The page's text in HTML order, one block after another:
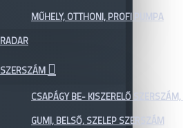
MŰHELY, OTTHONI, PROFI PUMPA
RADAR
SZERSZÁM
CSAPÁGY BE- KISZERELŐ
GUMI, BELSŐ, SZELEP SZERSZÁM